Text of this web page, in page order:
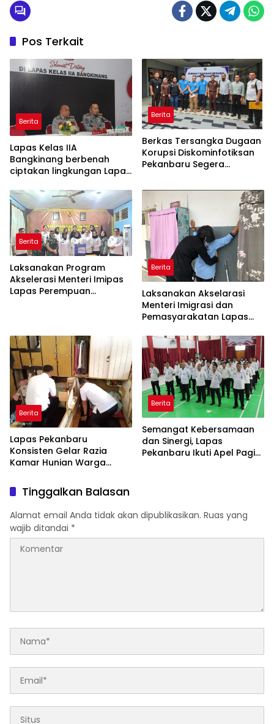
Pos Terkait
Berita
Lapas Kelas IIA
Bangkinang berbenah
ciptakan lingkungan Lapas
serta memberantas
Handphone, pungutan liar
dan narkoba (Halinar).
Berita
Berkas Tersangka Dugaan
Korupsi Diskominfotiksan
Pekanbaru Segera
Berita
Laksanakan Program
Akselerasi Menteri Imipas
Lapas Perempuan
Berita
Laksanakan Akselarasi
Menteri Imigrasi dan
Pemasyarakatan Lapas
Geledah Lagi Kamar
Hunian
Berita
Lapas Pekanbaru
Konsisten Gelar Razia
Kamar Hunian Warga
Konkret Berantas
Perederan Narkoba dan
Modus Penipuan
Berita
Semangat Kebersamaan
dan Sinergi, Lapas
Pekanbaru Ikuti Apel Pagi
Tinggalkan Balasan
Alamat email Anda tidak akan dipublikasikan. Ruas yang
wajib ditandai *